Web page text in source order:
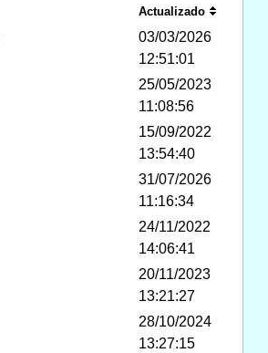
Actualizado
03/03/2026
12:51:01
25/05/2023
11:08:56
15/09/2022
13:54:40
31/07/2026
11:16:34
24/11/2022
14:06:41
20/11/2023
13:21:27
28/10/2024
13:27:15